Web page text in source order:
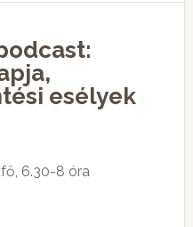
esélyek
6.30-8 óra